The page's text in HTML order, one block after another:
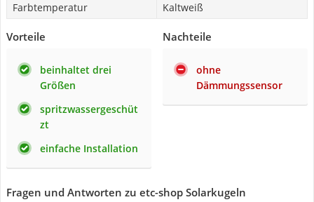
Farbtemperatur
Kaltweiß
Vorteile
beinhaltet drei
Größen
spritzwassergeschüt
zt
einfache Installation
Nachteile
ohne
Dämmungssensor
Fragen und Antworten zu etc-shop Solarkugeln